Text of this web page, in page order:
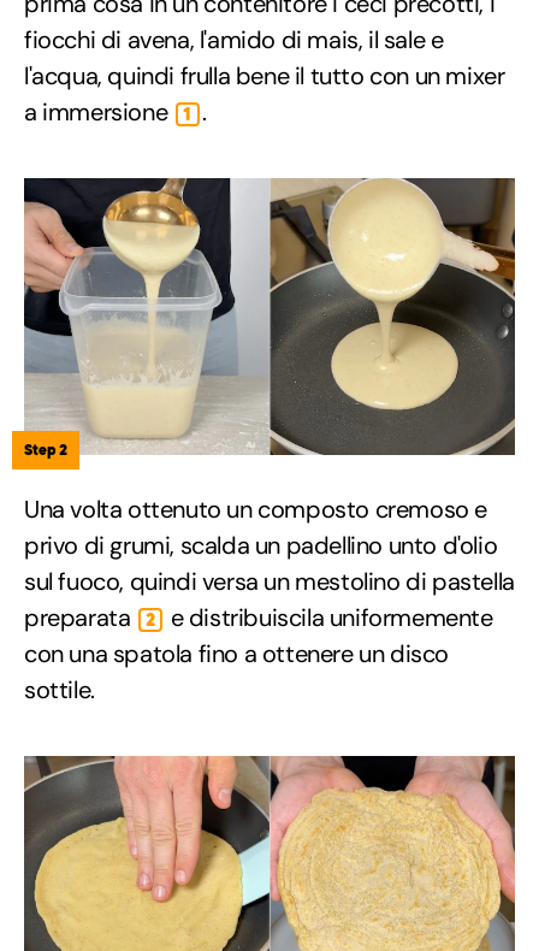
fiocchi di avena, l'amido di mais, il sale e
l'acqua, quindi frulla bene il tutto con un mixer
a immersione
1 .
Step 2
Una volta ottenuto un composto cremoso e
privo di grumi, scalda un padellino unto d'olio
sul fuoco, quindi versa un mestolino di pastella
preparata
2
e distribuiscila uniformemente
con una spatola fino a ottenere un disco
sottile.